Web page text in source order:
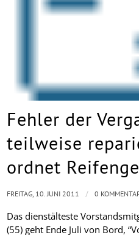
Fehler der
teilweise
ordnet
Das dienstälteste
(55) geht Ende Juli von Bord,
FREITAG, 10. JUNI 2011 / 0